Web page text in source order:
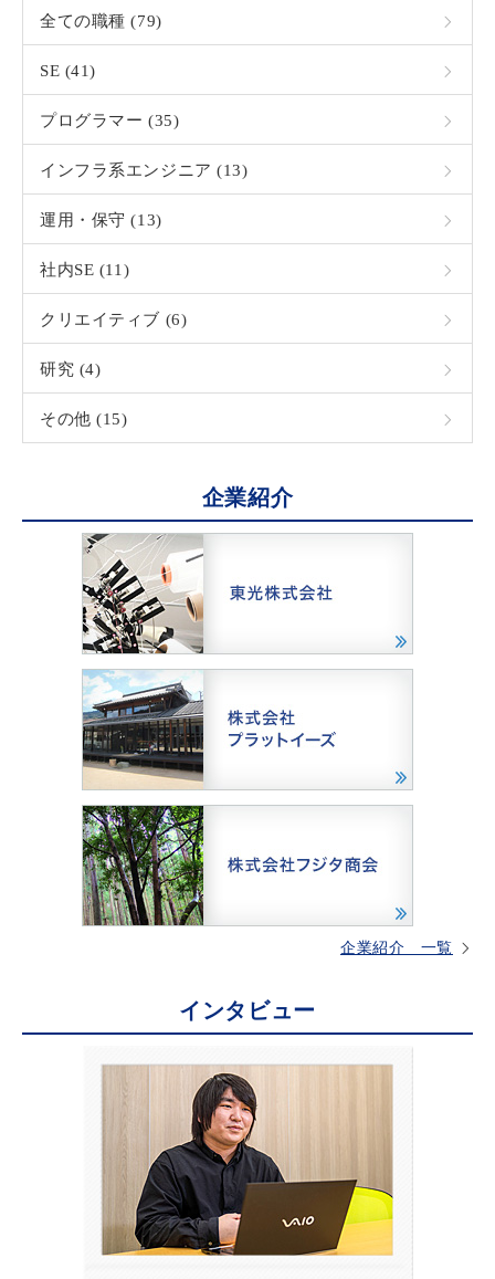
全ての職種 (79)
SE (41)
プログラマー (35)
インフラ系エンジニア (13)
運用・保守 (13)
社内SE (11)
クリエイティブ (6)
研究 (4)
その他 (15)
企業紹介
企業紹介 一覧
インタビュー